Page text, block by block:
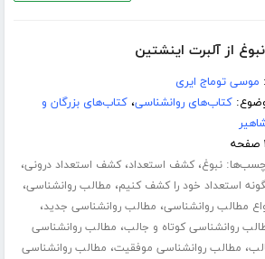
از آلبرت اینشتین
موسی توماج ایری
کتاب‌های روانشناسی،کتاب‌های بزرگان و
نبوغ،کشف استعداد،کشف استعداد درونی،
استعداد خود را کشف کنیم، مطالب روانشناسی،
مطالب روانشناسی، مطالب روانشناسی جدید،
روانشناسی کوتاه و جالب، مطالب روانشناسی
، مطالب روانشناسی موفقیت، مطالب روانشناسی